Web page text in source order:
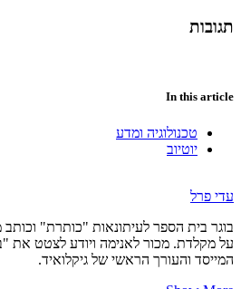
תגובות
In this article
טכנולוגיה ומדע
יוטיוב
עדי פרל
בוגר בית הספר לעיתונאות "כותרת"
על מקלדת. מכור לאנימה ויודע לצטט את
המייסד והעורך הראשי של גיקלואיד.